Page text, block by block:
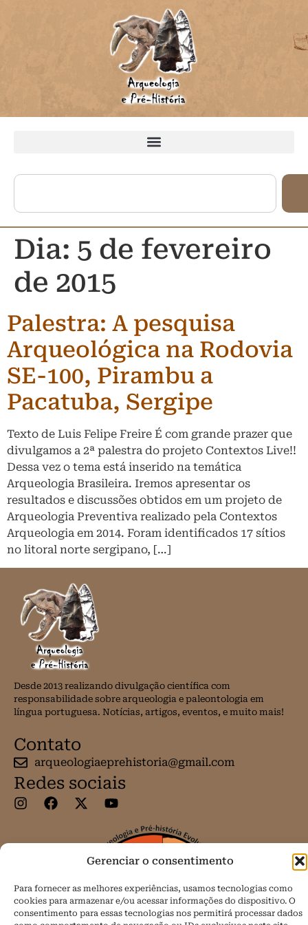
Gerenciar o consentimento
Para fornecer as melhores experiências, usamos tecnologias como
cookies para armazenar e/ou acessar informações do dispositivo. O
consentimento para essas tecnologias nos permitirá processar dados
Dia: 5 de fevereiro
de 2015
Palestra: A pesquisa
Arqueológica na Rodovia
SE-100, Pirambu a
Pacatuba, Sergipe
Texto de Luis Felipe Freire É com grande prazer que
divulgamos a 2ª palestra do projeto Contextos Live!!
Dessa vez o tema está inserido na temática
Arqueologia Brasileira. Iremos apresentar os
resultados e discussões obtidos em um projeto de
Arqueologia Preventiva realizado pela Contextos
Arqueologia em 2014. Foram identificados 17 sítios
no litoral norte sergipano, […]
Desde 2013 realizando divulgação científica com
responsabilidade sobre arqueologia e paleontologia em
língua portuguesa. Notícias, artigos, eventos, e muito mais!
Contato
arqueologiaeprehistoria@gmail.com
Redes sociais